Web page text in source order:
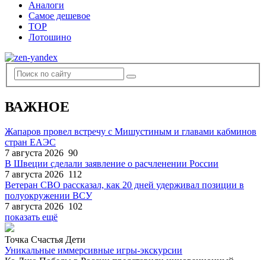
Аналоги
Самое дешевое
TOP
Лотошино
ВАЖНОЕ
Жапаров провел встречу с Мишустиным и главами кабминов
стран ЕАЭС
7 августа 2026 90
В Швеции сделали заявление о расчленении России
7 августа 2026 112
Ветеран СВО рассказал, как 20 дней удерживал позиции в
полуокружении ВСУ
7 августа 2026 102
показать ещё
Точка Счастья Дети
Уникальные иммерсивные игры-экскурсии